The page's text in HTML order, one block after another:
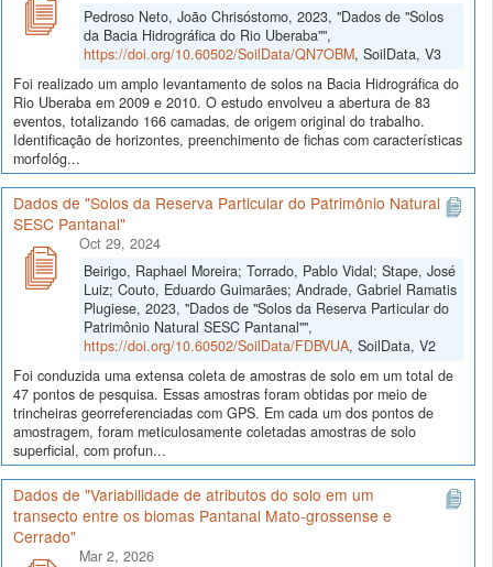
Pedroso Neto, João Chrisóstomo, 2023, "Dados de "Solos
da Bacia Hidrográfica do Rio Uberaba"",
https://doi.org/10.60502/SoilData/QN7OBM, SoilData, V3
Foi realizado um amplo levantamento de solos na Bacia Hidrográfica do
Rio Uberaba em 2009 e 2010. O estudo envolveu a abertura de 83
eventos, totalizando 166 camadas, de origem original do trabalho.
Identificação de horizontes, preenchimento de fichas com características
morfológ...
Dados de "Solos da Reserva Particular do Patrimônio Natural
SESC Pantanal"
Oct 29, 2024
Beirigo, Raphael Moreira; Torrado, Pablo Vidal; Stape, José
Luiz; Couto, Eduardo Guimarães; Andrade, Gabriel Ramatis
Plugiese, 2023, "Dados de "Solos da Reserva Particular do
Patrimônio Natural SESC Pantanal"",
https://doi.org/10.60502/SoilData/FDBVUA, SoilData, V2
Foi conduzida uma extensa coleta de amostras de solo em um total de
47 pontos de pesquisa. Essas amostras foram obtidas por meio de
trincheiras georreferenciadas com GPS. Em cada um dos pontos de
amostragem, foram meticulosamente coletadas amostras de solo
superficial, com profun...
Dados de "Variabilidade de atributos do solo em um
transecto entre os biomas Pantanal Mato-grossense e
Cerrado"
Mar 2, 2026